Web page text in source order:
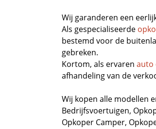
Wij garanderen een
Als gespecialiseerde
bestemd voor de
gebreken.
Kortom, als ervaren auto
afhandeling van de
Wij kopen alle modellen
Bedrijfsvoertuigen,
Opkoper Camper,